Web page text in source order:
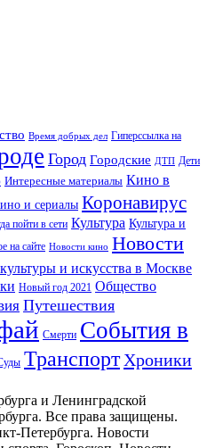
Время добрых дел Гиперссылка на
Город Городские ДТП Дети
Интересные материалы Кино в
и сериалы Коронавирус
пойти в сети Культура Культура и
на сайте Новости кино Новости
и искусства в Москве
Новый год 2021 Общество
Путешествия
Смерти События в
Транспорт Хроники
и Ленинградской
Все права защищены.
Петербурга. Новости